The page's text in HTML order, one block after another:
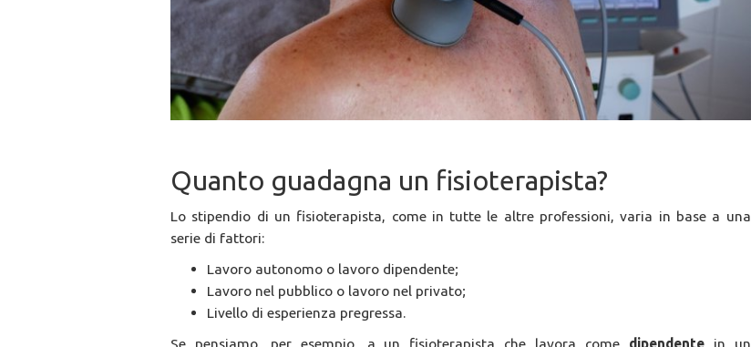
Quanto guadagna un fisioterapista?
Lo stipendio di un fisioterapista, come in tutte le altre professioni, varia in base a una
serie di fattori:
Lavoro autonomo o lavoro dipendente;
Lavoro nel pubblico o lavoro nel privato;
Livello di esperienza pregressa.
Se pensiamo, per esempio, a un fisioterapista che lavora come dipendentein un